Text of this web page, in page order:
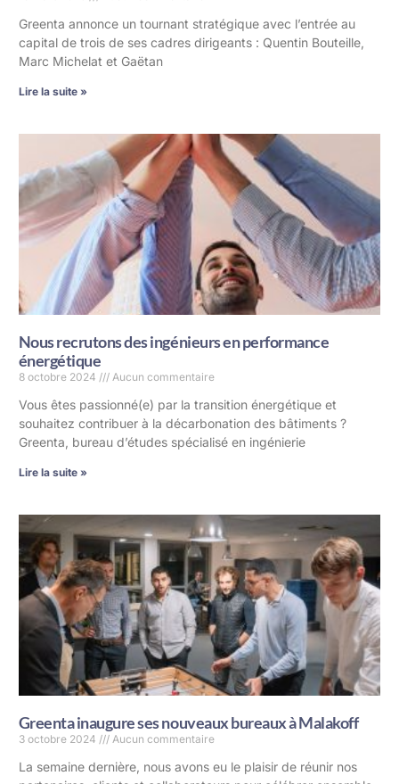
Greenta annonce un tournant stratégique avec l’entrée au
capital de trois de ses cadres dirigeants : Quentin Bouteille,
Marc Michelat et Gaëtan
Lire la suite »
Nous recrutons des ingénieurs en performance
énergétique
8 octobre 2024 Aucun commentaire
Vous êtes passionné(e) par la transition énergétique et
souhaitez contribuer à la décarbonation des bâtiments ?
Greenta, bureau d’études spécialisé en ingénierie
Lire la suite »
Greenta inaugure ses nouveaux bureaux à Malakoff
3 octobre 2024 Aucun commentaire
La semaine dernière, nous avons eu le plaisir de réunir nos